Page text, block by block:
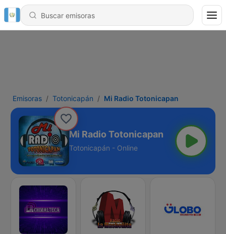
Emisoras Totonicapán Mi Radio Totonicapan
Mi Radio Totonicapan
Totonicapán - Online